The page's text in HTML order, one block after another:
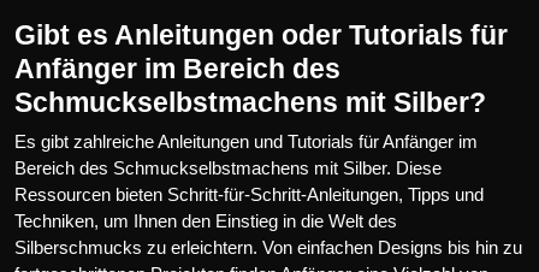
Gibt es Anleitungen oder Tutorials für
Anfänger im Bereich des
Schmuckselbstmachens mit Silber?
Es gibt zahlreiche Anleitungen und Tutorials für Anfänger im
Bereich des Schmuckselbstmachens mit Silber. Diese
Ressourcen bieten Schritt-für-Schritt-Anleitungen, Tipps und
Techniken, um Ihnen den Einstieg in die Welt des
Silberschmucks zu erleichtern. Von einfachen Designs bis hin zu